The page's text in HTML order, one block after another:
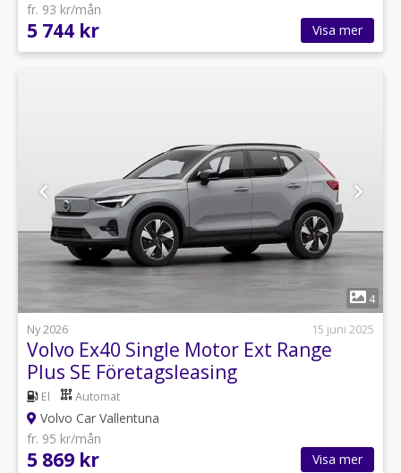
fr. 93 kr/mån
5 744 kr Visa mer
4
Ny 2026
15 juni 2025
Volvo Ex40 Single Motor Ext Range
Plus SE Företagsleasing
El Automat
Volvo Car Vallentuna
fr. 95 kr/mån
5 869 kr Visa mer